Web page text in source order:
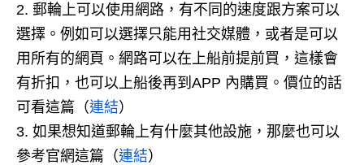
郵輪上可以使用網路，有不同的速度跟方案可以
選擇。 例如可以選擇只能用社交媒體，或者是可以
用所有的網頁。 網路可以在上船前提前買，這樣會
有折扣，也可以上船後再到APP 內購買。 價位的話
可看這篇（連結）
如果想知道郵輪上有什麼其他設施，那麼也可以
參考官網這篇（連結）